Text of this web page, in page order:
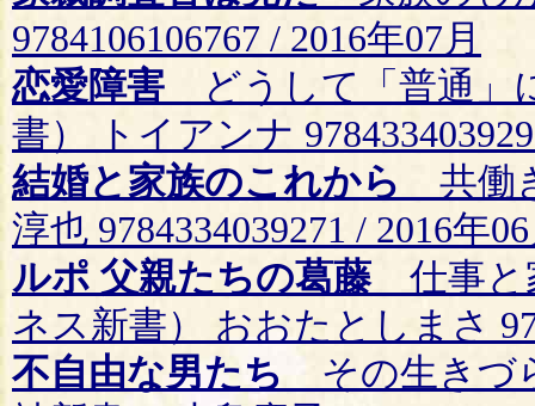
9784106106767 / 2016年07月
恋愛障害 どうして「普通」
書） トイアンナ
結婚と家族のこれから
共働
淳也 9784334039271 / 2016年
ルポ 父親たちの葛藤仕事と
ネス新書） おおたとしまさ
不自由な男たちその生きづ